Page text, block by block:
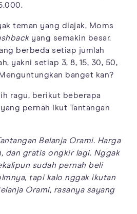
teman yang diajak, Moms
yang semakin besar.
berbeda setiap jumlah
yakni setiap 3, 8, 15, 30, 50,
banget kan?
ragu, berikut beberapa
pernah ikut Tantangan
Belanja Orami. Harga
dan gratis ongkir lagi. Nggak
sudah pernah beli
tapi kalo nggak ikutan
Orami, rasanya sayang